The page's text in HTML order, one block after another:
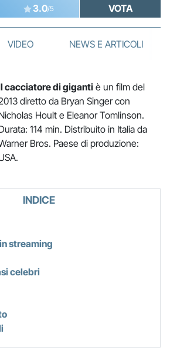
3.0/5 VOTA
VIDEO NEWS E ARTICOLI
cacciatore di gigantiè un film del
diretto da Bryan Singer con
Hoult e Eleanor Tomlinson.
114 min. Distribuito in Italia da
Bros. Paese di produzione:
INDICE
streaming
celebri